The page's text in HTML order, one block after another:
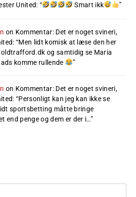
United: “ Smart ikk ”
on Kommentar: Det er noget svineri,
: “Men lidt komisk at læse den her
og samtidig se Maria
komme rullende
”
on Kommentar: Det er noget svineri,
: “Personligt kan jeg kan ikke se
sportsbetting måtte bringe
end penge og dem er der i…”